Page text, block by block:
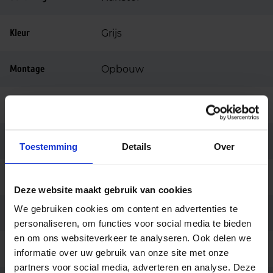
Toestemming Details Over
Deze website maakt gebruik van cookies
We gebruiken cookies om content en advertenties te
personaliseren, om functies voor social media te bieden
en om ons websiteverkeer te analyseren. Ook delen we
informatie over uw gebruik van onze site met onze
partners voor social media, adverteren en analyse. Deze
Kleur Grijs
Montage Opbouw
Insteekconnector 3 polig
Merk Norton
Code 314680351605
Ean code 8715182144580